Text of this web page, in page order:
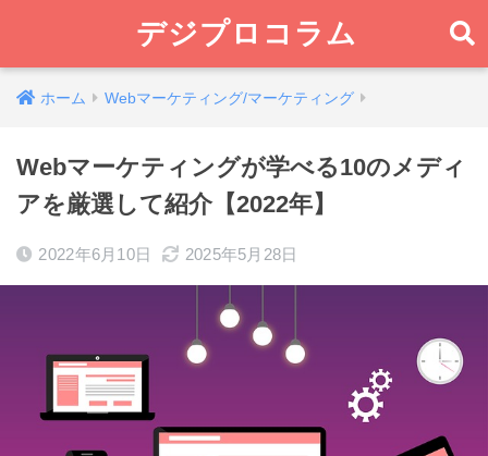
デジプロコラム
ホーム Webマーケティング/マーケティング
Webマーケティングが学べる10のメディ
アを厳選して紹介【2022年】
2022年6月10日 2025年5月28日